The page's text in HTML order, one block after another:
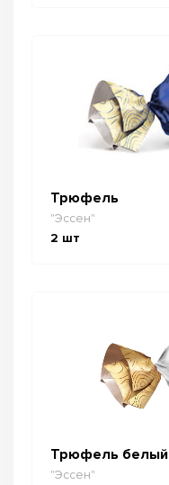
Трюфель
"Эссен"
2 шт
Трюфель белый
"Эссен"